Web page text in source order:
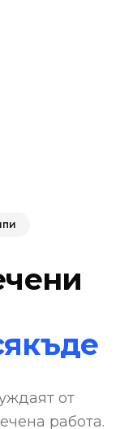
от
работа.